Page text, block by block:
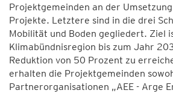
Projektgemeinden an der
Projekte. Letztere sind in die drei
Mobilität und Boden gegliedert. Ziel
Klimabündnisregion bis zum Jahr
Reduktion von 50 Prozent zu
erhalten die Projektgemeinden
Partnerorganisationen „AEE - Arge